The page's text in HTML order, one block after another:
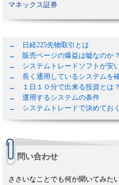
マネックス証券
→ 日経225先物取引とは
→ 販売ページの爆益は嘘なのか？
→ システムトレードソフトが安
→ 長く通用しているシステムを
→ １日１０分で出来る投資とは？
→ 運用するシステムの条件
→ システムトレードで決めてお
問い合わせ
ささいなことでも何か聞いてみた